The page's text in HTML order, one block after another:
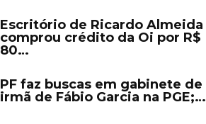
Escritório de Ricardo Almeida
comprou crédito da Oi por R$
80…
PF faz buscas em gabinete de
irmã de Fábio Garcia na PGE;…